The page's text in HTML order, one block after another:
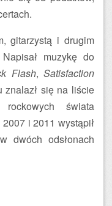
gitarzystą i drugim
muzykę do
Flash, Satisfaction
znalazł się na liście
świata
i 2011 wystąpił
dwóch odsłonach